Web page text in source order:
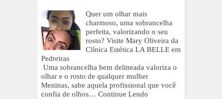
Quer um olhar mais
charmoso, uma sobrancelha
perfeita, valorizando o seu
rosto? Visite Mary Oliveira da
Clínica Estética LA BELLE em
Pedreiras
Uma sobrancelha bem delineada valoriza o
olhar e o rosto de qualquer mulher
Meninas, sabe aquela profissional que você
confia de olhos… Continue Lendo